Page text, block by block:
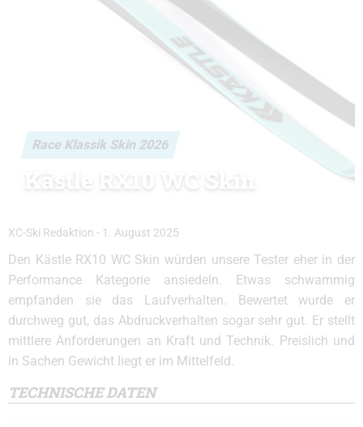
Race Klassik Skin 2026
Kästle RX10 WC Skin
XC-Ski Redaktion - 1. August 2025
Den Kästle RX10 WC Skin würden unsere Tester eher in der
Performance Kategorie ansiedeln. Etwas schwammig
empfanden sie das Laufverhalten. Bewertet wurde er
durchweg gut, das Abdruckverhalten sogar sehr gut. Er stellt
mittlere Anforderungen an Kraft und Technik. Preislich und
in Sachen Gewicht liegt er im Mittelfeld.
TECHNISCHE DATEN